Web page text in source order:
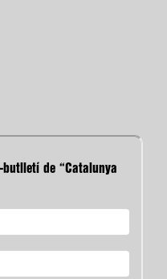
de “Catalunya